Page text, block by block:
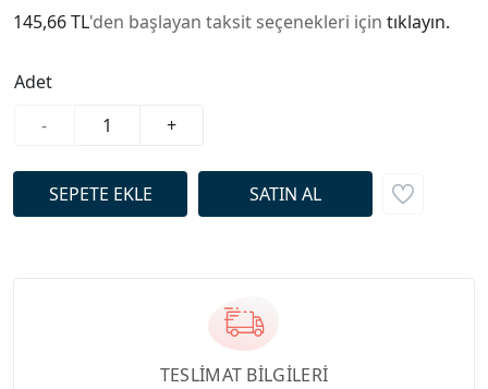
145,66 TL'den başlayan taksit seçenekleri için tıklayın.
Adet
-
+
TESLİMAT BİLGİLERİ